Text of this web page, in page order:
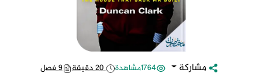
مشاركة 1764مشاهدة 20 دقيقة 9 فصل